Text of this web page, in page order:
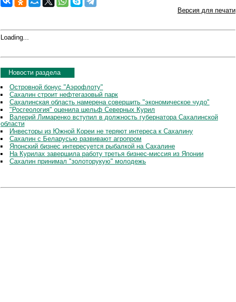
Версия для печати
Loading...
Новости раздела
Островной бонус "Аэрофлоту"
Сахалин строит нефтегазовый парк
Сахалинская область намерена совершить "экономическое чудо"
"Росгеология" оценила шельф Северных Курил
Валерий Лимаренко вступил в должность губернатора Сахалинской
области
Инвесторы из Южной Кореи не теряют интереса к Сахалину
Сахалин с Беларусью развивают агропром
Японский бизнес интересуется рыбалкой на Сахалине
На Курилах завершила работу третья бизнес-миссия из Японии
Сахалин принимал "золоторукую" молодежь